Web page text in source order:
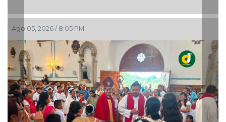
Ago 05, 2026 / 6:42 PM